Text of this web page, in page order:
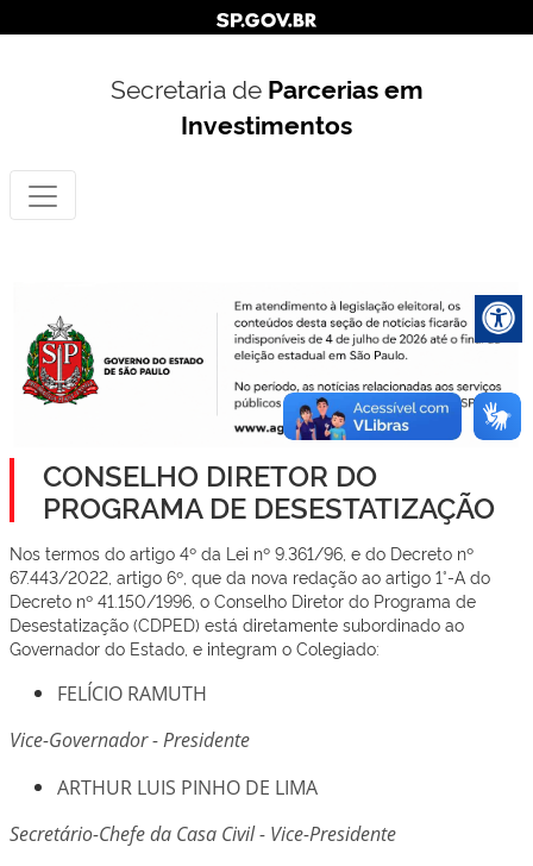
Secretaria de Parcerias em
Investimentos
CONSELHO DIRETOR DO
PROGRAMA DE DESESTATIZAÇÃO
Nos termos do artigo 4º da Lei nº 9.361/96, e do Decreto nº
67.443/2022, artigo 6º, que da nova redação ao artigo 1°-A do
Decreto nº 41.150/1996, o Conselho Diretor do Programa de
Desestatização (CDPED) está diretamente subordinado ao
Governador do Estado, e integram o Colegiado:
FELÍCIO RAMUTH
Vice-Governador - Presidente
ARTHUR LUIS PINHO DE LIMA
Secretário-Chefe da Casa Civil - Vice-Presidente